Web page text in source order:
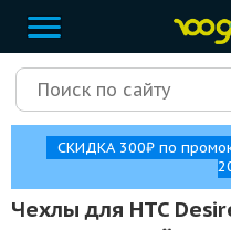
СКИДКА 300₽ по
Чехлы для HTC